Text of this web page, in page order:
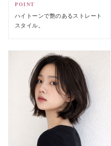
POINT
ハイトーンで艶のあるストレート
スタイル。